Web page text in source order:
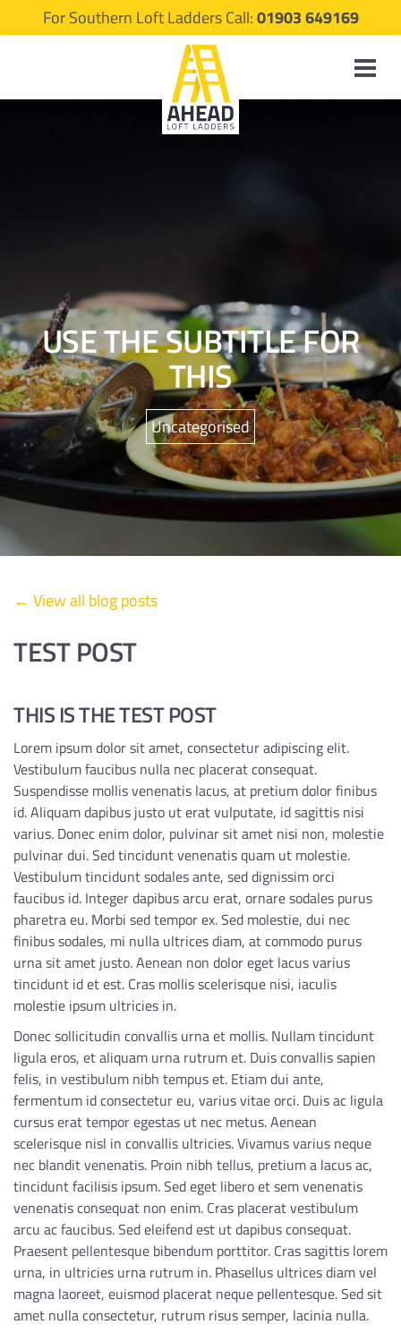
For Southern Loft Ladders Call:01903 649169
USE THE SUBTITLE FOR
THIS
Uncategorised
← View all blog posts
TEST POST
THIS IS THE TEST POST
Lorem ipsum dolor sit amet, consectetur adipiscing elit.
Vestibulum faucibus nulla nec placerat consequat.
Suspendisse mollis venenatis lacus, at pretium dolor finibus
id. Aliquam dapibus justo ut erat vulputate, id sagittis nisi
varius. Donec enim dolor, pulvinar sit amet nisi non, molestie
pulvinar dui. Sed tincidunt venenatis quam ut molestie.
Vestibulum tincidunt sodales ante, sed dignissim orci
faucibus id. Integer dapibus arcu erat, ornare sodales purus
pharetra eu. Morbi sed tempor ex. Sed molestie, dui nec
finibus sodales, mi nulla ultrices diam, at commodo purus
urna sit amet justo. Aenean non dolor eget lacus varius
tincidunt id et est. Cras mollis scelerisque nisi, iaculis
molestie ipsum ultricies in.
Donec sollicitudin convallis urna et mollis. Nullam tincidunt
ligula eros, et aliquam urna rutrum et. Duis convallis sapien
felis, in vestibulum nibh tempus et. Etiam dui ante,
fermentum id consectetur eu, varius vitae orci. Duis ac ligula
cursus erat tempor egestas ut nec metus. Aenean
scelerisque nisl in convallis ultricies. Vivamus varius neque
nec blandit venenatis. Proin nibh tellus, pretium a lacus ac,
tincidunt facilisis ipsum. Sed eget libero et sem venenatis
venenatis consequat non enim. Cras placerat vestibulum
arcu ac faucibus. Sed eleifend est ut dapibus consequat.
Praesent pellentesque bibendum porttitor. Cras sagittis lorem
urna, in ultricies urna rutrum in. Phasellus ultrices diam vel
magna laoreet, euismod placerat neque pellentesque. Sed sit
amet nulla consectetur, rutrum risus semper, lacinia nulla.